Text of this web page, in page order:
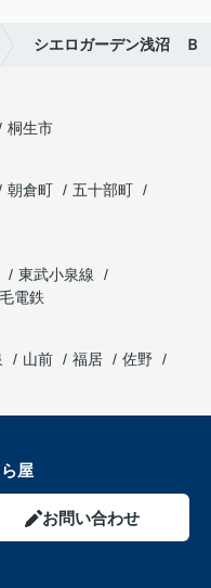
シエロガーデン浅沼 Ｂ
桐生市
朝倉町
五十部町
東武小泉線
毛電鉄
山前 福居
佐野
屋
お問い合わせ